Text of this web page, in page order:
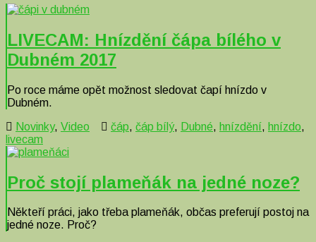
LIVECAM: Hnízdění čápa bílého v
Dubném 2017
Po roce máme opět možnost sledovat čapí hnízdo v
Dubném.
Novinky, Video čáp, čáp bílý, Dubné, hnízdění, hnízdo,
livecam
Proč stojí plameňák na jedné noze?
Někteří práci, jako třeba plameňák, občas preferují postoj na
jedné noze. Proč?